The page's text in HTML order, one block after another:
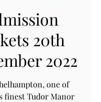
20th
2022
one of
finest Tudor Manor